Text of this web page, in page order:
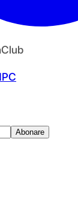
Abonare